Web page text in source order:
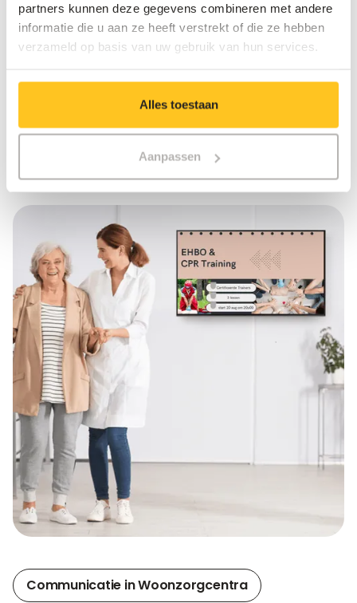
partners kunnen deze gegevens combineren met andere
informatie die u aan ze heeft verstrekt of die ze hebben
verzameld op basis van uw gebruik van hun services.
Alles toestaan
Aanpassen
Ontdek Omnimeet
Communicatie in Woonzorgcentra